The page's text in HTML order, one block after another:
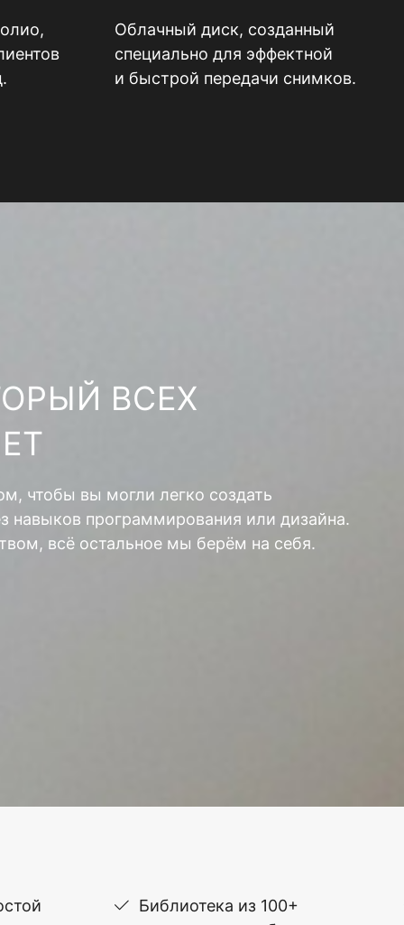
Облачный диск, созданный
специально для эффектной
и быстрой передачи снимков.
ВСЕХ
чтобы вы могли легко создать
навыков программирования или дизайна.
всё остальное мы берём на себя.
Библиотека из 100+